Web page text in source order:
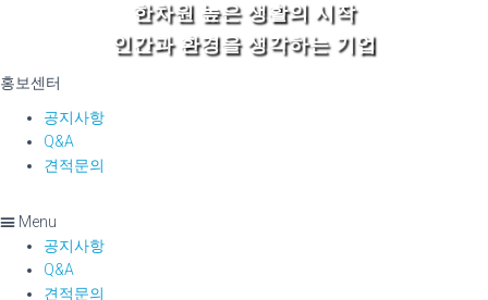
한차원 높은 생활의 시작
인간과 환경을 생각하는 기업
홍보센터
공지사항
Q&A
견적문의
Menu
공지사항
Q&A
견적문의